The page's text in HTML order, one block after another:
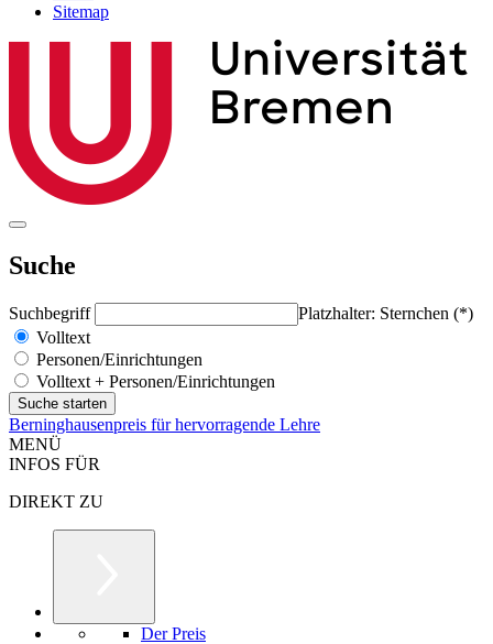
Sitemap
Suche
Suchbegriff
Platzhalter: Sternchen (*)
Volltext
Personen/Einrichtungen
Volltext + Personen/Einrichtungen
Berninghausenpreis für hervorragende Lehre
MENÜ
INFOS FÜR
DIREKT ZU
Der Preis